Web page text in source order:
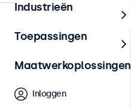
Industrieën
Toepassingen
Maatwerkoplossingen
Inloggen